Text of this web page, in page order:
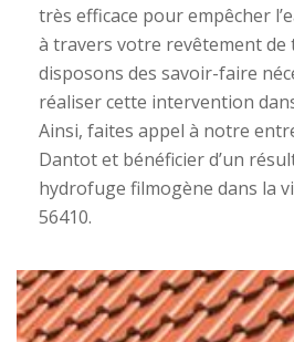
très efficace pour empêcher
à travers votre revêtement de
disposons des savoir-faire
réaliser cette intervention
Ainsi, faites appel à notre
Dantot et bénéficier d’un
hydrofuge filmogène dans la
56410.